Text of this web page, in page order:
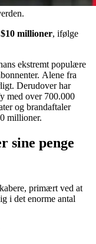
millioner, ifølge
ekstremt populære
Alene fra
Derudover har
med over 700.000
og brandaftaler
millioner.
sine penge
primært ved at
i det enorme antal